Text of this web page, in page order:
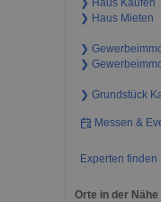
❯ Haus Kaufen
❯ Haus Mieten
❯
❯
❯ Grundstück
Messen &
Experten finden
Orte in der Nähe